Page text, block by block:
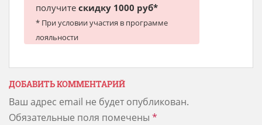
получите скидку 1000 руб*
* При условии участия в программе
лояльности
ДОБАВИТЬ КОММЕНТАРИЙ
Ваш адрес email не будет опубликован.
Обязательные поля помечены *